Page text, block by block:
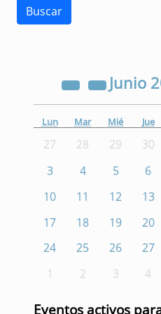
Junio
Lun Mar Mié Jue
27 28 29 30
3
4 5 6
10
11 12 13
17
18 19 20
24
25 26 27
1
2 3 4
Eventos activos